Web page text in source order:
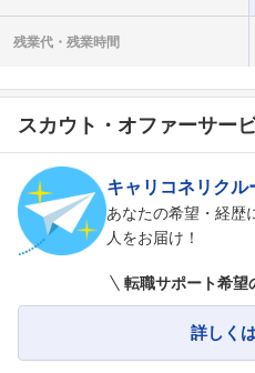
残業代・ 残業時間
スカウト・オファーサー
キャリコネリクル
あなたの希望・経歴
人をお届け！
転職サポート希望
詳しく